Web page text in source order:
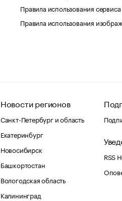
Правила использования сервиса
Правила использования
Новости регионов
Санкт-Петербург и область
Екатеринбург
Новосибирск
Башкортостан
Вологодская область
Калининград
RSS